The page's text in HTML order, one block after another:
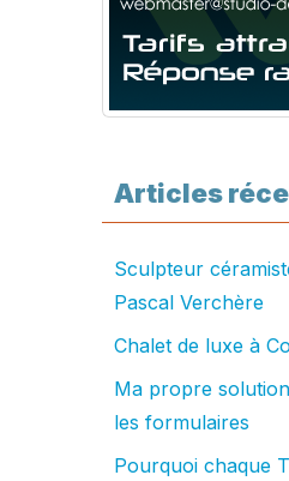
Articles
Sculpteur
Pascal Verchère
Chalet de luxe à
Ma propre
les formulaires
Pourquoi chaque